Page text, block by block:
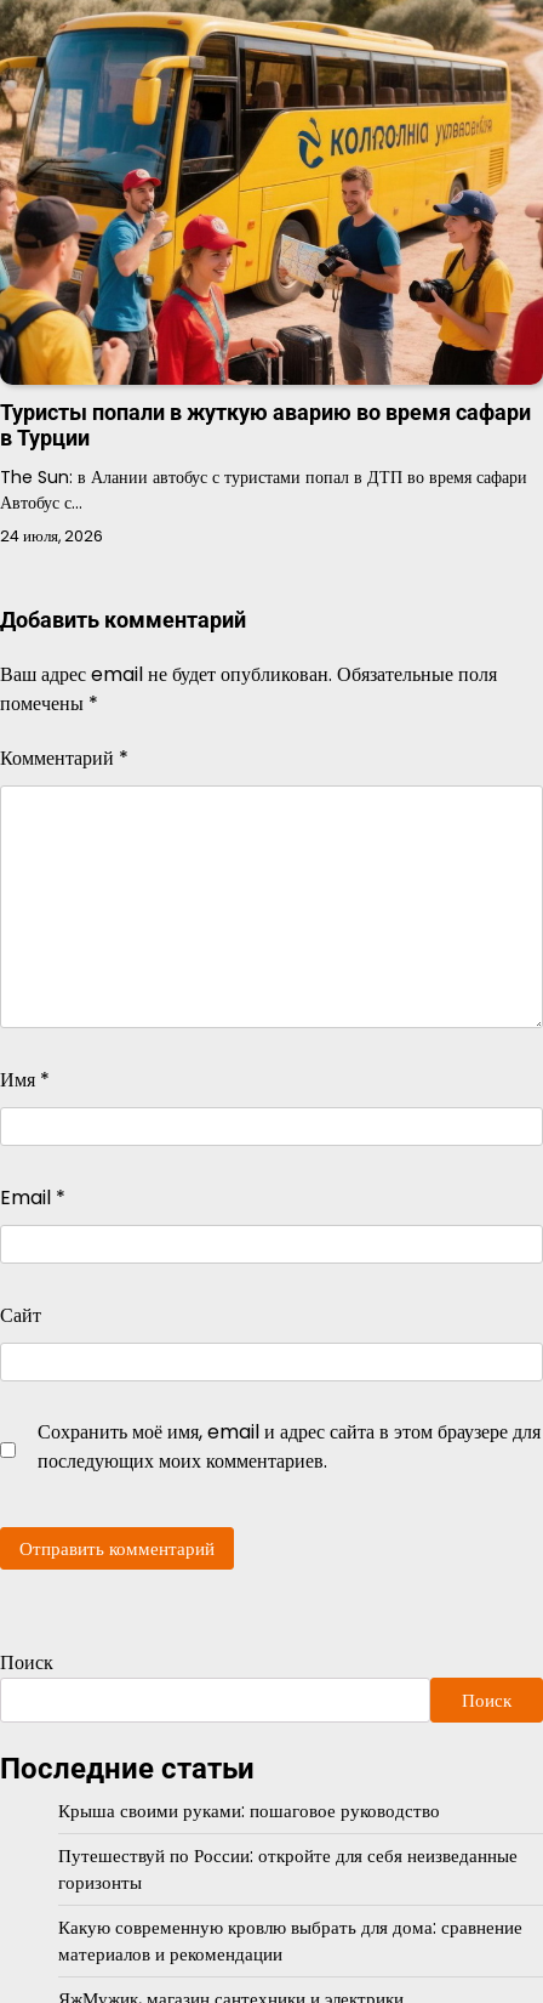
Туристы попали в жуткую аварию во время сафари
в Турции
The Sun: в Алании автобус с туристами попал в ДТП во время сафари
Автобус с…
24 июля, 2026
Добавить комментарий
Ваш адрес email не будет опубликован. Обязательные поля
помечены *
Комментарий *
Имя *
Email *
Сайт
Сохранить моё имя, email и адрес сайта в этом браузере для
последующих моих комментариев.
Поиск
Поиск
Последние статьи
Крыша своими руками: пошаговое руководство
Путешествуй по России: откройте для себя неизведанные
горизонты
Какую современную кровлю выбрать для дома: сравнение
материалов и рекомендации